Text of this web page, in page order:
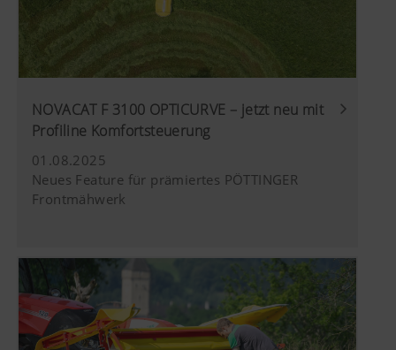
Land (layer)
(lang)
und
Sprachauswahl.
Inhalte unserer Website genutzt werden und wie
häufig diese aufgerufen werden.
Cookies
Google
Analytics
Benutzung der
Marketing
Cookies) von einigen Partnerunternehmen.
Dadurch werden die dargestellten Inhalte auf Ihr
Nutzungsverhalten zugeschnitten und angezeigt.
Zweck des Cookies
Mehr Infos
NOVACAT F 3100 OPTICURVE – jetzt neu mit
Profiline Komfortsteuerung
01.08.2025
Neues Feature für prämiertes PÖTTINGER
Frontmähwerk